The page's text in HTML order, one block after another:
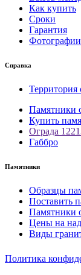
Как купить
Сроки
Гарантия
Фотографии
Справка
Территория
Памятники
Купить
Ограда
Габбро
Памятники
Образцы
Поставить
Памятники
Цены на
Виды
Политика